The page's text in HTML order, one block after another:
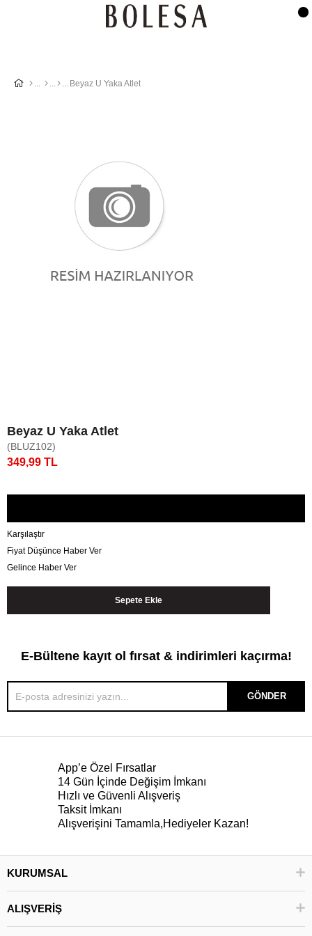
Beyaz U Yaka Atlet
Beyaz U Yaka Atlet
(BLUZ102)
349,99 TL
Karşılaştır
Fiyat Düşünce Haber Ver
Gelince Haber Ver
E-Bültene kayıt ol fırsat & indirimleri kaçırma!
GÖNDER
App’e Özel Fırsatlar
14 Gün İçinde Değişim İmkanı
Hızlı ve Güvenli Alışveriş
Taksit İmkanı
Alışverişini Tamamla,Hediyeler Kazan!
KURUMSAL
ALIŞVERİŞ